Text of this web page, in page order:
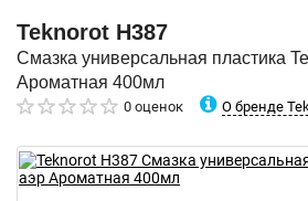
Teknorot H387
Смазка универсальная пластика
Ароматная 400мл
0 оценок О бренде